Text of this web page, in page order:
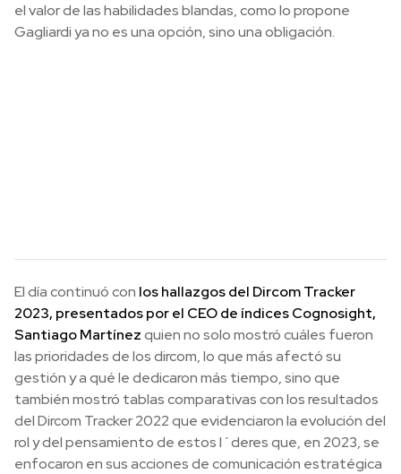
el valor de las habilidades blandas, como lo propone
Gagliardi ya no es una opción, sino una obligación.
El día continuó con los hallazgos del Dircom Tracker
2023, presentados por el CEO de índices Cognosight,
Santiago Martínezquien no solo mostró cuáles fueron
las prioridades de los dircom, lo que más afectó su
gestión y a qué le dedicaron más tiempo, sino que
también mostró tablas comparativas con los resultados
del Dircom Tracker 2022 que evidenciaron la evolución del
rol y del pensamiento de estos l´deres que, en 2023, se
enfocaron en sus acciones de comunicación estratégica